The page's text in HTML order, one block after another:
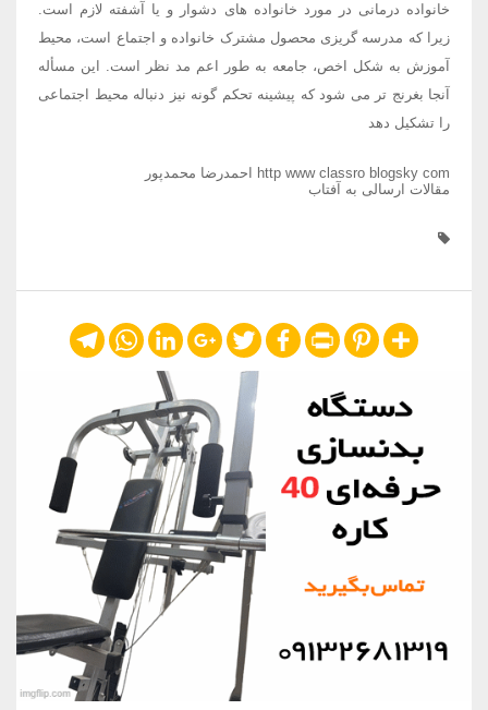
خانواده درمانی در مورد خانواده های دشوار و یا آشفته لازم است.
زیرا که مدرسه گریزی محصول مشترک خانواده و اجتماع است، محیط
آموزش به شکل اخص، جامعه به طور اعم مد نظر است. این مسأله
آنجا بغرنج تر می شود که پیشینه تحکم گونه نیز دنباله محیط اجتماعی
را تشکیل دهد
http www classro blogsky com احمدرضا محمدپور
مقالات ارسالی به آفتاب
Share
Pinterest
Print
Facebook
Twitter
Google+
LinkedIn
WhatsApp
Telegram